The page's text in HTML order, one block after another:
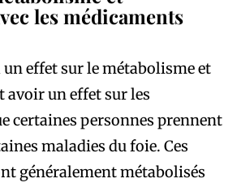
les médicaments
effet sur le métabolisme et
un effet sur les
certaines personnes prennent
maladies du foie. Ces
généralement métabolisés